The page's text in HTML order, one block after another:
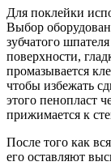
Для поклейки
Выбор
зубчатого
поверхности,
промазывается
чтобы избежать
этого пенопласт
прижимается к
После того как
его оставляют